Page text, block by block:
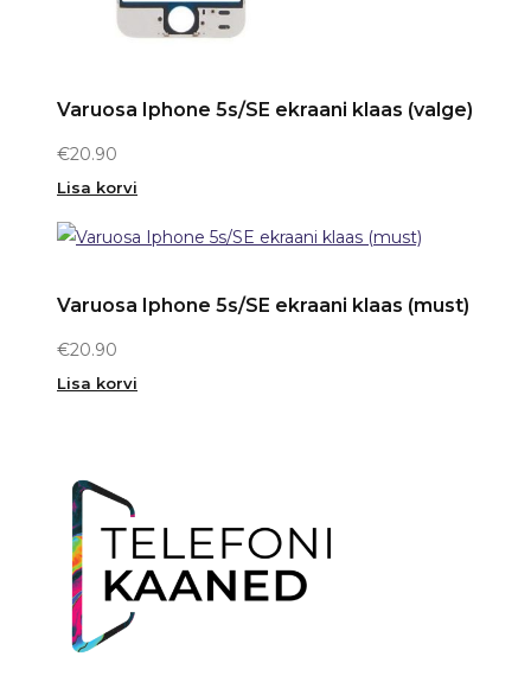
Varuosa Iphone 5s/SE ekraani klaas (valge)
€20.90
Lisa korvi
Varuosa Iphone 5s/SE ekraani klaas (must)
€20.90
Lisa korvi